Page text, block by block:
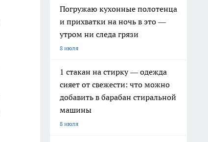
Погружаю кухонные полотенца
и прихватки на ночь в это —
утром ни следа грязи
8 июля
1 стакан на стирку — одежда
сияет от свежести: что можно
добавить в барабан стиральной
машины
8 июля